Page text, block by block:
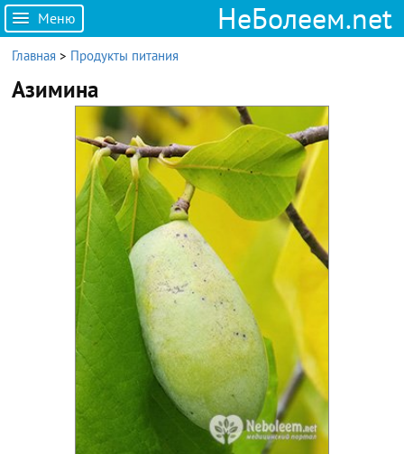
Меню НеБолеем.net
Главная > Продукты питания
Азимина